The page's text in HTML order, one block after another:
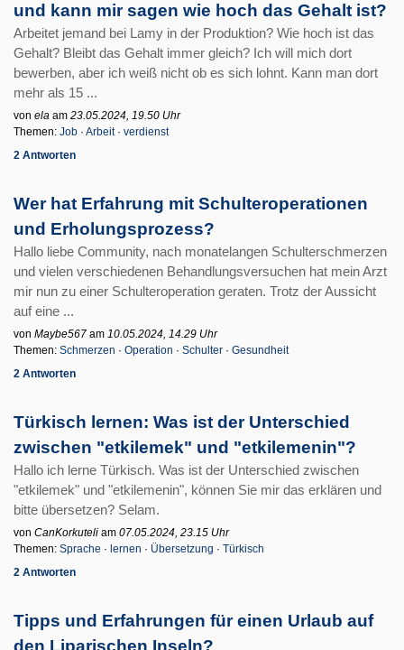
und kann mir sagen wie hoch das Gehalt ist?
Arbeitet jemand bei Lamy in der Produktion? Wie hoch ist das
Gehalt? Bleibt das Gehalt immer gleich? Ich will mich dort
bewerben, aber ich weiß nicht ob es sich lohnt. Kann man dort
mehr als 15 ...
von ela am 23.05.2024, 19.50 Uhr
Themen: Job · Arbeit· verdienst
2 Antworten
Wer hat Erfahrung mit Schulteroperationen
und Erholungsprozess?
Hallo liebe Community, nach monatelangen Schulterschmerzen
und vielen verschiedenen Behandlungsversuchen hat mein Arzt
mir nun zu einer Schulteroperation geraten. Trotz der Aussicht
auf eine ...
von Maybe567 am 10.05.2024, 14.29 Uhr
Themen: Schmerzen · Operation · Schulter · Gesundheit
2 Antworten
Türkisch lernen: Was ist der Unterschied
zwischen "etkilemek" und "etkilemenin"?
Hallo ich lerne Türkisch. Was ist der Unterschied zwischen
"etkilemek" und "etkilemenin", können Sie mir das erklären und
bitte übersetzen? Selam.
von CanKorkuteli am 07.05.2024, 23.15 Uhr
Themen: Sprache · lernen · Übersetzung · Türkisch
2 Antworten
Tipps und Erfahrungen für einen Urlaub auf
den Liparischen Inseln?